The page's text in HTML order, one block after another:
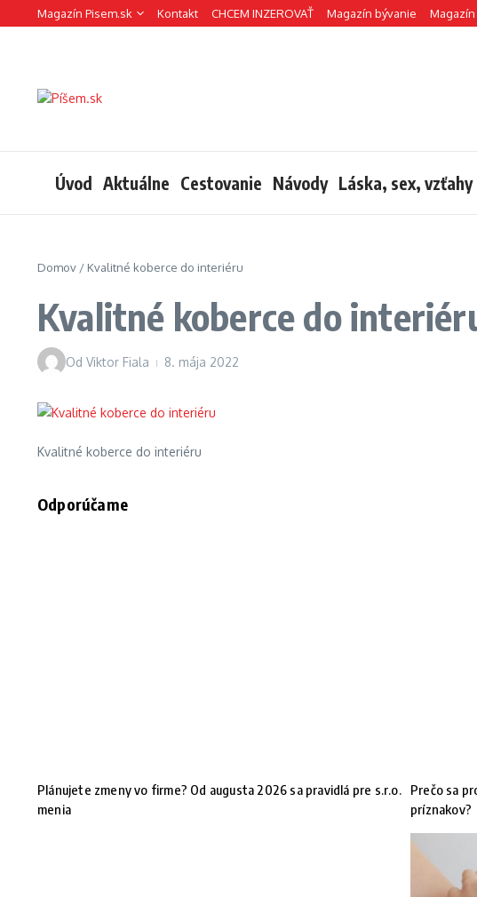
Preskočiť na obsah
Magazín Pisem.sk Kontakt CHCEM INZEROVAŤ Magazín bývanie Magazín
Úvod Aktuálne Cestovanie Návody Láska, sex, vzťahy
Domov / Kvalitné koberce do interiéru
Kvalitné koberce do
Od Viktor Fiala 8. mája 2022
Kvalitné koberce do interiéru
Odporúčame
Plánujete zmeny vo firme? Od augusta 2026 sa pravidlá pre s.r.o.
menia
Prečo sa
príznakov?